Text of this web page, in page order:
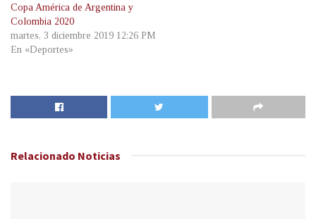
Copa América de Argentina y
Colombia 2020
martes, 3 diciembre 2019 12:26 PM
En «Deportes»
Relacionado Noticias